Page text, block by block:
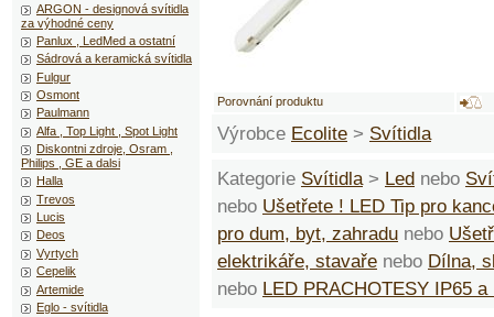
Porovnání produktu
Výrobce Ecolite > Svítidla
Kategorie Svítidla > Led nebo
nebo Ušetřete ! LED Tip pro
pro dum, byt, zahradu nebo
elektrikáře, stavaře nebo Dílna,
nebo LED PRACHOTESY IP65
ARGON - designová svítidla
za výhodné ceny
Panlux , LedMed a ostatní
Sádrová a keramická svítidla
Fulgur
Osmont
Paulmann
Alfa , Top Light , Spot Light
Diskontni zdroje, Osram ,
Philips , GE a dalsi
Halla
Trevos
Lucis
Deos
Vyrtych
Cepelik
Artemide
Eglo - svítidla